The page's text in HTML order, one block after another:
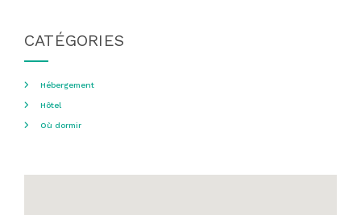
CATÉGORIES
Hébergement
Hôtel
Où dormir